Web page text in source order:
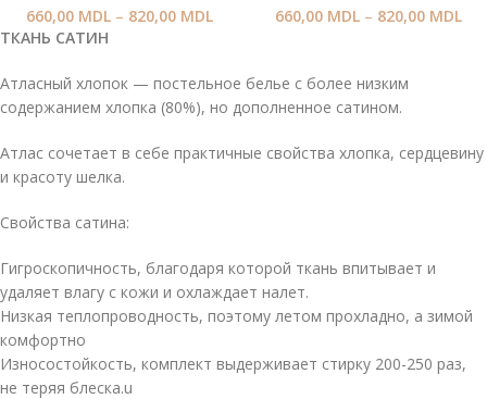
660,00 MDL – 820,00 MDL 660,00 MDL – 820,00 MDL
ТКАНЬ САТИН
Атласный хлопок — постельное белье с более низким
содержанием хлопка (80%), но дополненное сатином.
Атлас сочетает в себе практичные свойства хлопка, сердцевину
и красоту шелка.
Свойства сатина:
Гигроскопичность, благодаря которой ткань впитывает и
удаляет влагу с кожи и охлаждает налет.
Низкая теплопроводность, поэтому летом прохладно, а зимой
комфортно
Износостойкость, комплект выдерживает стирку 200-250 раз,
не теряя блеска.u